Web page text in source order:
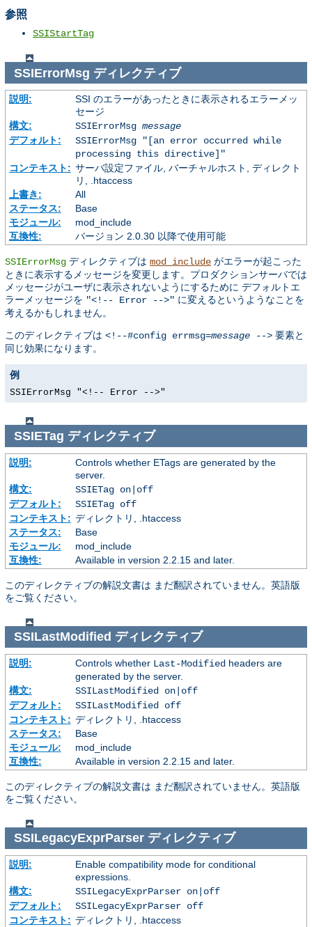
参照
SSIStartTag
SSIErrorMsg ディレクティブ
説明:
SSI のエラーがあったときに表示されるエラーメッ
セージ
構文:
SSIErrorMsg message
デフォルト:
SSIErrorMsg "[an error occurred while
processing this directive]"
コンテキスト: サーバ設定ファイル, バーチャルホスト, ディレクト
リ, .htaccess
上書き:
All
ステータス:
Base
モジュール:
mod_include
互換性:
バージョン 2.0.30 以降で使用可能
SSIErrorMsg ディレクティブは mod_include がエラーが起こった
ときに表示するメッセージを変更します。プロダクションサーバでは
メッセージがユーザに表示されないようにするために デフォルトエ
ラーメッセージを "<!-- Error -->" に変えるというようなことを
考えるかもしれません。
このディレクティブは <!--#config errmsg=message --> 要素と
同じ効果になります。
例
SSIErrorMsg "<!-- Error -->"
SSIETag ディレクティブ
説明:
Controls whether ETags are generated by the
server.
構文:
SSIETag on|off
デフォルト:
SSIETag off
コンテキスト: ディレクトリ, .htaccess
ステータス:
Base
モジュール:
mod_include
互換性:
Available in version 2.2.15 and later.
このディレクティブの解説文書は まだ翻訳されていません。英語版
をご覧ください。
SSILastModified ディレクティブ
説明: Controls whether Last-Modifiedheaders are
generated by the server.
構文:
SSILastModified on|off
デフォルト:
SSILastModified off
コンテキスト: ディレクトリ, .htaccess
ステータス:
Base
モジュール:
mod_include
互換性:
Available in version 2.2.15 and later.
このディレクティブの解説文書は まだ翻訳されていません。英語版
をご覧ください。
SSILegacyExprParserディレクティブ
説明:
Enable compatibility mode for conditional
expressions.
構文:
SSILegacyExprParser on|off
デフォルト:
SSILegacyExprParser off
コンテキスト: ディレクトリ, .htaccess